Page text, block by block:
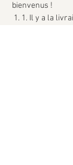
bienvenus !
1. 1. Il y a la